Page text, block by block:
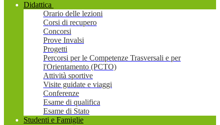
Didattica
Orario delle lezioni
Corsi di recupero
Concorsi
Prove Invalsi
Progetti
Percorsi per le Competenze Trasversali e per
l'Orientamento (PCTO)
Attività sportive
Visite guidate e viaggi
Conferenze
Esame di qualifica
Esame di Stato
Studenti e Famiglie